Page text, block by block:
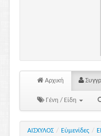
Αρχική
Γένη / Είδη
ΑΙΣΧΥΛΟΣ / Εὐμενίδες /